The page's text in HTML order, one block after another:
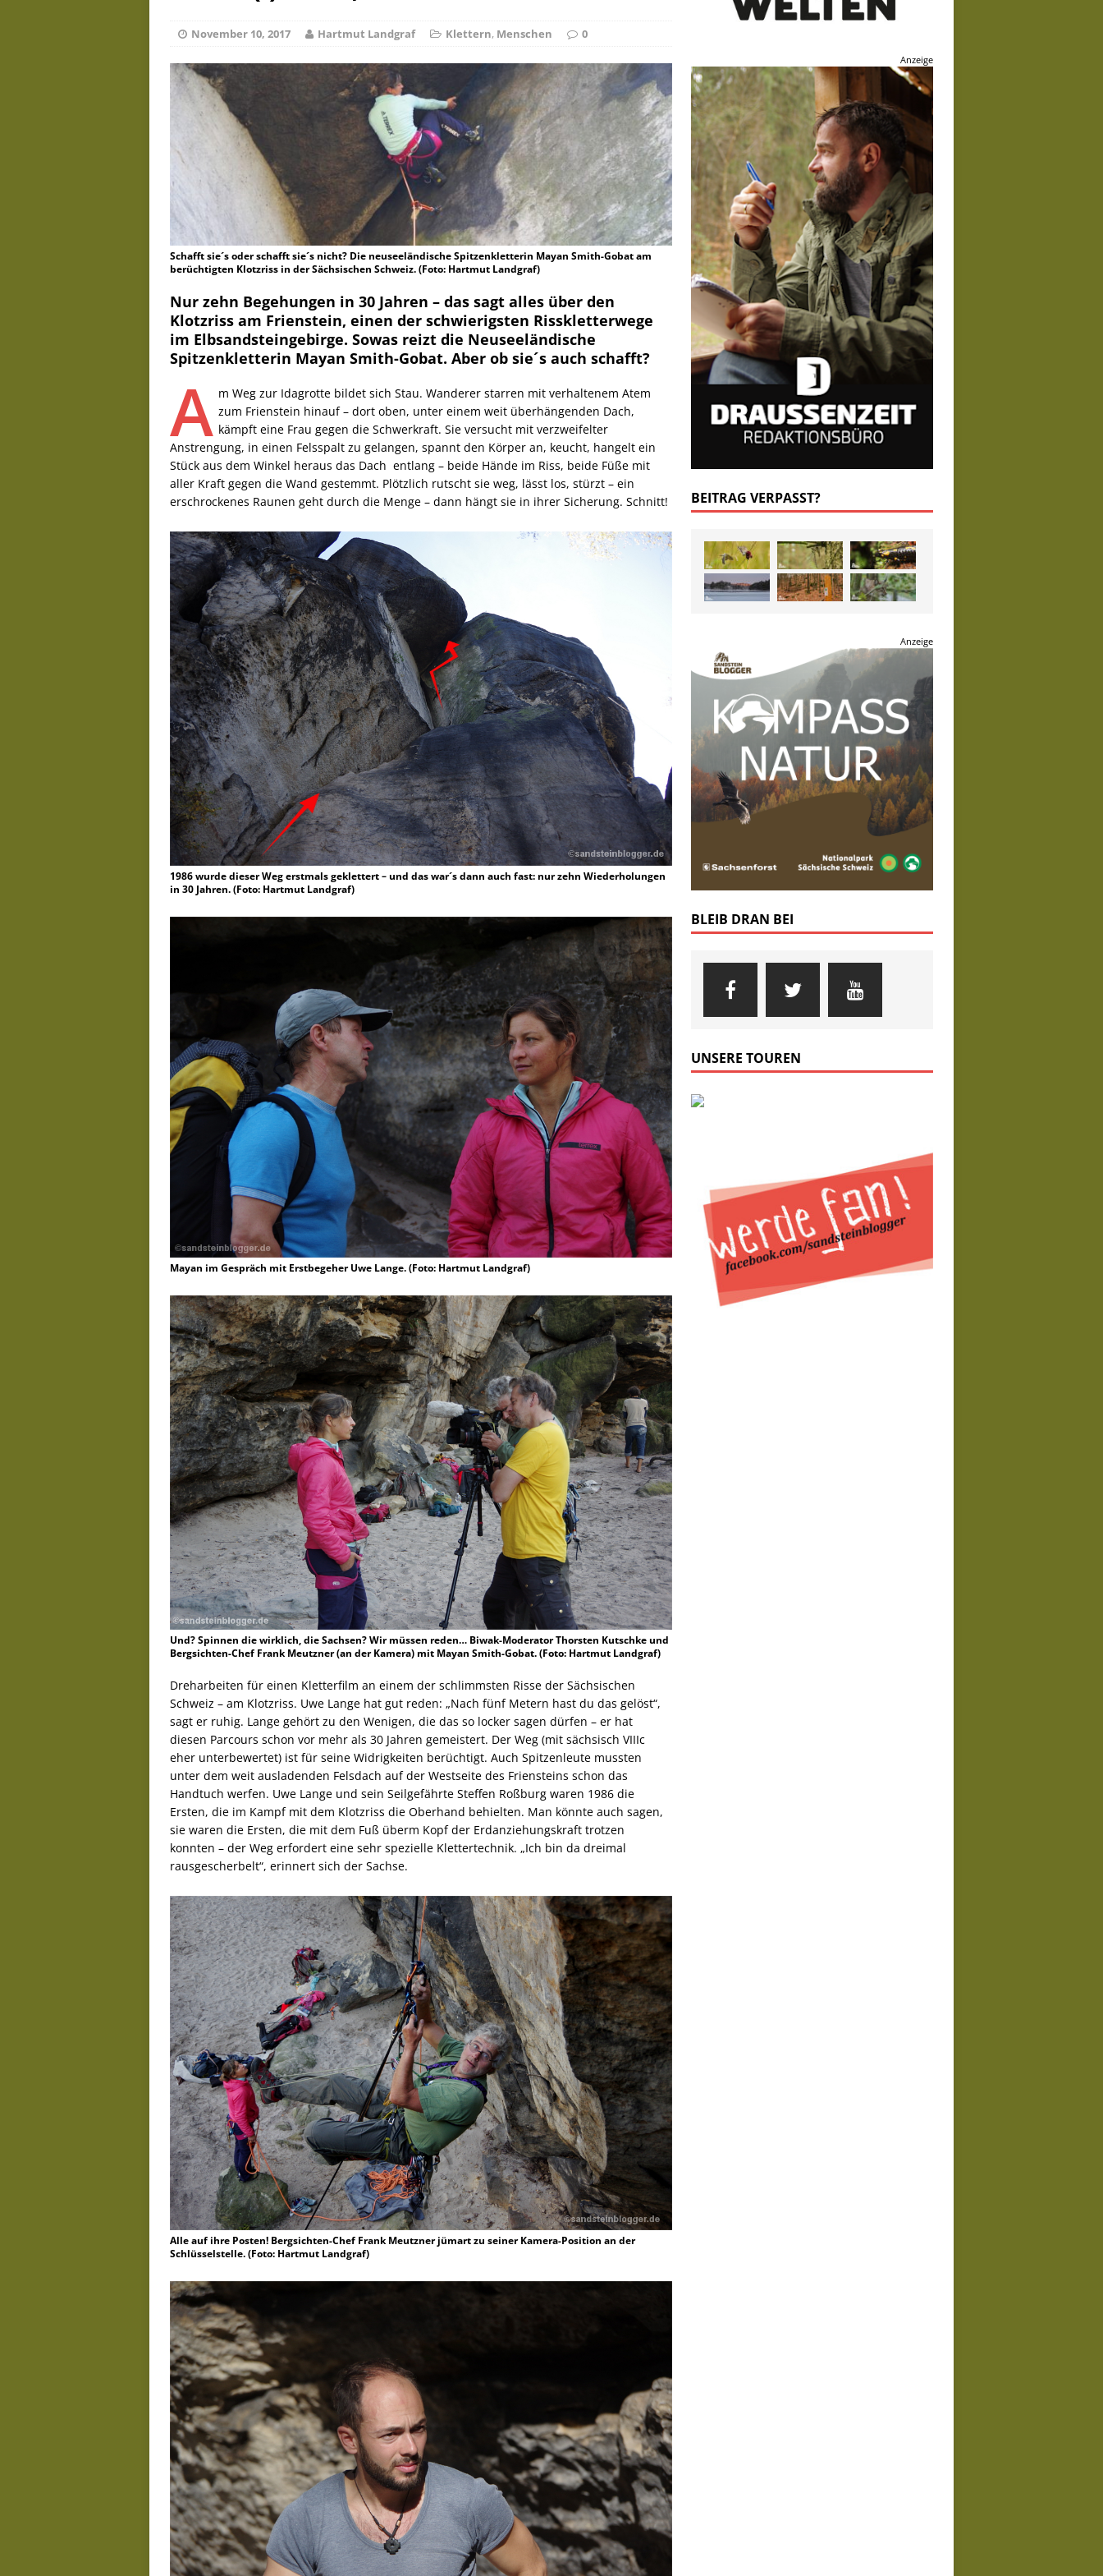
November 10, 2017 Hartmut Landgraf Klettern, Menschen 0
Schafft sie´s oder schafft sie´s nicht? Die neuseeländische Spitzenkletterin Mayan Smith-Gobat am
berüchtigten Klotzriss in der Sächsischen Schweiz. (Foto: Hartmut Landgraf)
Nur zehn Begehungen in 30 Jahren – das sagt alles über den
Klotzriss am Frienstein, einen der schwierigsten Risskletterwege
im Elbsandsteingebirge. Sowas reizt die Neuseeländische
Spitzenkletterin Mayan Smith-Gobat. Aber ob sie´s auch schafft?
A m Weg zur Idagrotte bildet sich Stau. Wanderer starren mit verhaltenem Atem
zum Frienstein hinauf – dort oben, unter einem weit überhängenden Dach,
kämpft eine Frau gegen die Schwerkraft. Sie versucht mit verzweifelter
Anstrengung, in einen Felsspalt zu gelangen, spannt den Körper an, keucht, hangelt ein
Stück aus dem Winkel heraus das Dach entlang – beide Hände im Riss, beide Füße mit
aller Kraft gegen die Wand gestemmt. Plötzlich rutscht sie weg, lässt los, stürzt – ein
erschrockenes Raunen geht durch die Menge – dann hängt sie in ihrer Sicherung. Schnitt!
1986 wurde dieser Weg erstmals geklettert – und das war´s dann auch fast: nur zehn Wiederholungen
in 30 Jahren. (Foto: Hartmut Landgraf)
Mayan im Gespräch mit Erstbegeher Uwe Lange. (Foto: Hartmut Landgraf)
Und? Spinnen die wirklich, die Sachsen? Wir müssen reden… Biwak-Moderator Thorsten Kutschke und
Bergsichten-Chef Frank Meutzner (an der Kamera) mit Mayan Smith-Gobat. (Foto: Hartmut Landgraf)
Dreharbeiten für einen Kletterfilm an einem der schlimmsten Risse der Sächsischen
Schweiz – am Klotzriss. Uwe Lange hat gut reden: „Nach fünf Metern hast du das gelöst“,
sagt er ruhig. Lange gehört zu den Wenigen, die das so locker sagen dürfen – er hat
diesen Parcours schon vor mehr als 30 Jahren gemeistert. Der Weg (mit sächsisch VIIIc
eher unterbewertet) ist für seine Widrigkeiten berüchtigt. Auch Spitzenleute mussten
unter dem weit ausladenden Felsdach auf der Westseite des Friensteins schon das
Handtuch werfen. Uwe Lange und sein Seilgefährte Steffen Roßburg waren 1986 die
Ersten, die im Kampf mit dem Klotzriss die Oberhand behielten. Man könnte auch sagen,
sie waren die Ersten, die mit dem Fuß überm Kopf der Erdanziehungskraft trotzen
konnten – der Weg erfordert eine sehr spezielle Klettertechnik. „Ich bin da dreimal
rausgescherbelt“, erinnert sich der Sachse.
Alle auf ihre Posten! Bergsichten-Chef Frank Meutzner jümart zu seiner Kamera-Position an der
Schlüsselstelle. (Foto: Hartmut Landgraf)
Anzeige
BEITRAG VERPASST?
Anzeige
BLEIB DRAN BEI
UNSERE TOUREN